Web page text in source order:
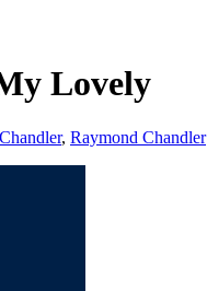
Lovely
, Raymond Chandler